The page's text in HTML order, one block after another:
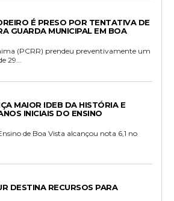
É PRESO POR TENTATIVA DE
GUARDA MUNICIPAL EM BOA
(PCRR) prendeu preventivamente um
29...
MAIOR IDEB DA HISTÓRIA E
INICIAIS DO ENSINO
de Boa Vista alcançou nota 6,1 no
DESTINA RECURSOS PARA